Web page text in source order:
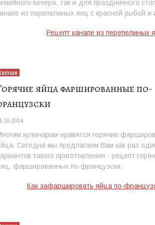
вечера, так и для праздничного
из перепелиных яиц с красной рыбой и
Рецепт канапе из перепелиных
яйца фаршированные по-
кулинарам нравятся горячие
Сегодня мы предлагаем Вам как раз
такого приготовления - рецепт
фаршированных по-французски.
Как зафаршировать яйца по-